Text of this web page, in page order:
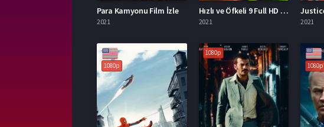
Para Kamyonu Film İzle
2021
Hızlı ve Öfkeli 9 Full HD İzle
2021 2021
1080p
1080p
1080p